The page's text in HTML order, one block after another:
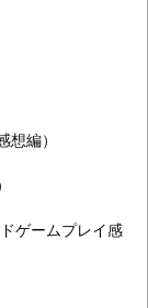
編）
ゲームプレイ感